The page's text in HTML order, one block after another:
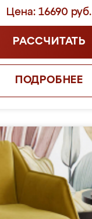
Цена: 16690 руб.
РАССЧИТАТЬ
ПОДРОБНЕЕ